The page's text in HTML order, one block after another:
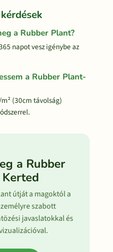
a Rubber Plant?
napot vesz igénybe az
a Rubber Plant-
(30cm távolság)
a Rubber
útját a magoktól a
szabott
javaslatokkal és